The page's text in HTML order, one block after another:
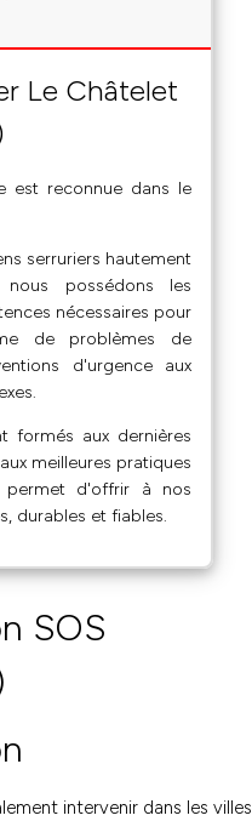
Le Châtelet
est reconnue dans le
serruriers hautement
nous possédons les
nécessaires pour
de problèmes de
d'urgence aux
formés aux dernières
meilleures pratiques
permet d'offrir à nos
durables et fiables.
SOS
intervenir dans les villes